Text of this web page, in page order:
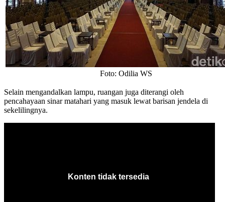
Foto: Odilia WS
Selain mengandalkan lampu, ruangan juga diterangi oleh
pencahayaan sinar matahari yang masuk lewat barisan jendela di
sekelilingnya.